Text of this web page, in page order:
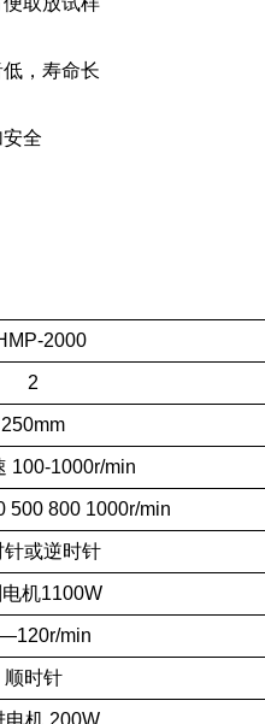
，寿命长
全
2000
2
250mm
100-1000r/min
500 800 1000r/min
针或逆时针
机1100W
min
顺时针
电机 200W